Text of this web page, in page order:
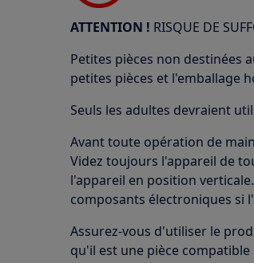
ATTENTION ! RISQUE DE
Petites pièces non destinées
petites pièces et l'emballage
Seuls les adultes devraient
Avant toute opération de
Videz toujours l'appareil de
l'appareil en position
composants électroniques si
Assurez-vous d'utiliser le
qu'il est une pièce